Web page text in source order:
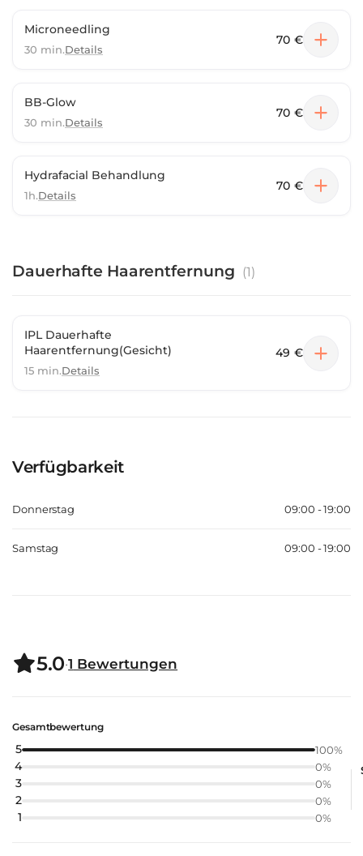
Microneedling
30 min.Details
70 €
BB-Glow
30 min.Details
70 €
Hydrafacial Behandlung
1h.Details
70 €
Dauerhafte Haarentfernung (1)
IPL Dauerhafte
Haarentfernung(Gesicht)
15 min.Details
49 €
Verfügbarkeit
Donnerstag 09:00 - 19:00
Samstag 09:00 - 19:00
5.0·1 Bewertungen
Gesamtbewertung
5 100%
4 0%
3 0%
2 0%
1 0%